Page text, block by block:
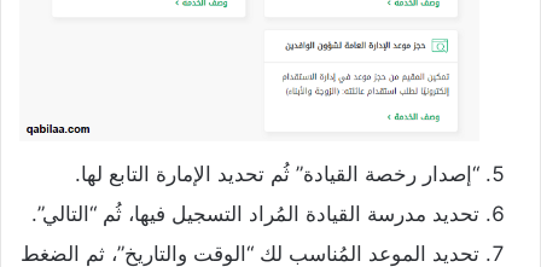
“إصدار رخصة القيادة” ثُم تحديد الإمارة التابع لها.
تحديد مدرسة القيادة المُراد التسجيل فيها، ثُم “التالي”.
تحديد الموعد المُناسب لك “الوقت والتاريخ”، ثم الضغط